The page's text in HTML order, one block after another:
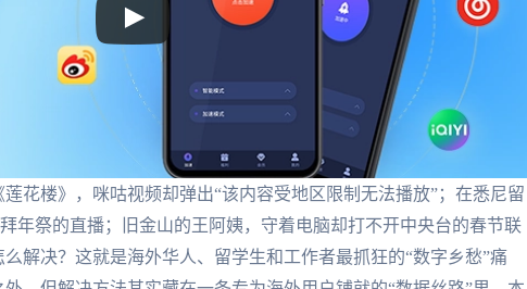
花楼》，咪咕视频却弹出“该内容受地区限制无法播放”；在悉尼留
年祭的直播；旧金山的王阿姨，守着电脑却打不开中央台的春节联
解决？这就是海外华人、留学生和工作者最抓狂的“数字乡愁”痛